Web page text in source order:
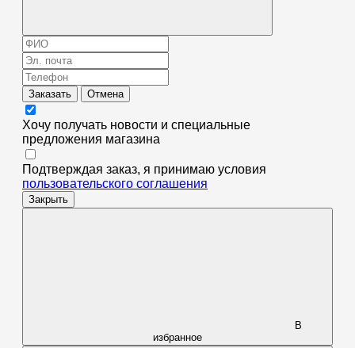
Заказать Отмена
Хочу получать новости и специальные
предложения магазина
Подтверждая заказ, я принимаю условия
пользовательского соглашения
Закрыть
В
избранное